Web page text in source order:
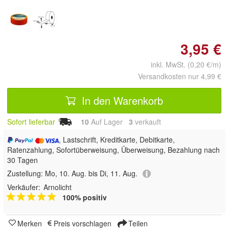
3,95 €
inkl. MwSt. (0,20 €/m)
Versandkosten nur 4,99 €
In den Warenkorb
Sofort lieferbar 10 Auf Lager 3 verkauft
, Lastschrift, Kreditkarte, Debitkarte,
Ratenzahlung, Sofortüberweisung, Überweisung, Bezahlung nach
30 Tagen
Zustellung: Mo, 10. Aug. bis Di, 11. Aug.
Verkäufer: Arnolicht
100% positiv
Merken Preis vorschlagen Teilen